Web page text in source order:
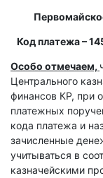
Код платежа –
Особо отмечаем,
Центрального
финансов КР, при
платежных
кода платежа и
зачисленные
учитываться в
казначейскими